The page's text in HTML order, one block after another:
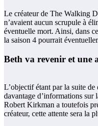
Le créateur de The Walking
n’avaient aucun scrupule à
éventuelle mort. Ainsi, dans
la saison 4 pourrait
Beth va revenir et une
L’objectif étant par la suite
davantage d’informations sur
Robert Kirkman a toutefois
créateur, cette attente sera la